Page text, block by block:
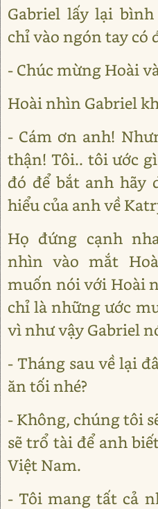
Gabriel lấy lại
chỉ vào ngón tay có
- Chúc mừng Hoài
Hoài nhìn Gabriel
- Cám ơn anh!
thận! Tôi.. tôi ước
đó để bắt anh
hiểu của anh về
Họ đứng cạnh
nhìn vào mắt
muốn nói với Hoài
chỉ là những ước
vì như vậy Gabriel
- Tháng sau về lại
ăn tối nhé?
- Không, chúng tôi
sẽ trổ tài để anh
Việt Nam.
- Tôi mang tất cả